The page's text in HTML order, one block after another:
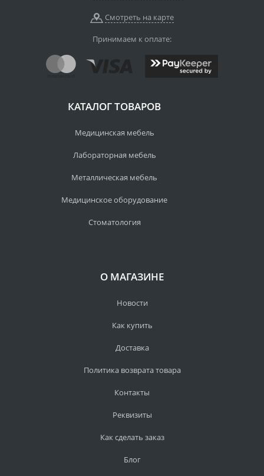
Смотреть на карте
Принимаем к оплате:
КАТАЛОГ ТОВАРОВ
Медицинская мебель
Лабораторная мебель
Металлическая мебель
Медицинское оборудование
Стоматология
О МАГАЗИНЕ
Новости
Как купить
Доставка
Политика возврата товара
Контакты
Реквизиты
Как сделать заказ
Блог